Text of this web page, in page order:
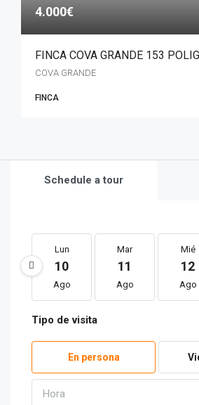
4.000€
FINCA COVA GRANDE 153
COVA GRANDE
FINCA
Schedule a tour
Lun
10
Ago
Mar
11
Ago
Mié
12
Ago
Tipo de visita
En persona
Hora